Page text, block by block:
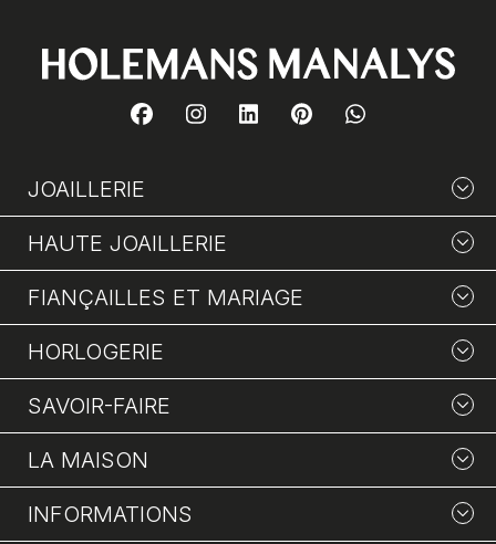
JOAILLERIE
HAUTE JOAILLERIE
FIANÇAILLES ET MARIAGE
HORLOGERIE
SAVOIR-FAIRE
LA MAISON
INFORMATIONS